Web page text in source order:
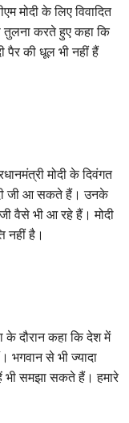
मोदी के लिए विवादित
तुलना करते हुए कहा कि
पैर की धूल भी नहीं हैं
मोदी के दिवंगत
जी आ सकते हैं। उनके
वैसे भी आ रहे हैं। मोदी
नहीं है।
के दौरान कहा कि देश में
से भी ज्यादा
समझा सकते हैं। हमारे